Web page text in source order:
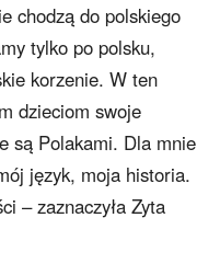
chodzą do polskiego
tylko po polsku,
korzenie. W ten
dzieciom swoje
są Polakami. Dla mnie
język, moja historia.
– zaznaczyła Zyta